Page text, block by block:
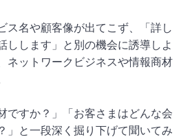
ス名や顧客像が出てこず、「詳し
しします」と別の機会に誘導しよ
ネットワークビジネスや情報商材
ですか？」「お客さまはどんな会
」と一段深く掘り下げて聞いてみ